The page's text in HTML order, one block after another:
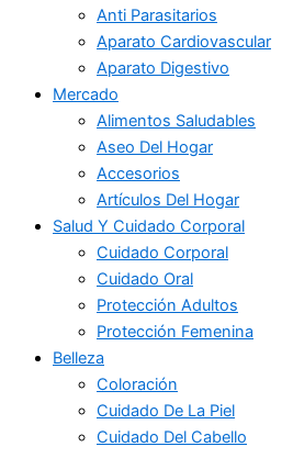
Anti Parasitarios
Aparato Cardiovascular
Aparato Digestivo
Mercado
Alimentos Saludables
Aseo Del Hogar
Accesorios
Artículos Del Hogar
Salud Y Cuidado Corporal
Cuidado Corporal
Cuidado Oral
Protección Adultos
Protección Femenina
Belleza
Coloración
Cuidado De La Piel
Cuidado Del Cabello